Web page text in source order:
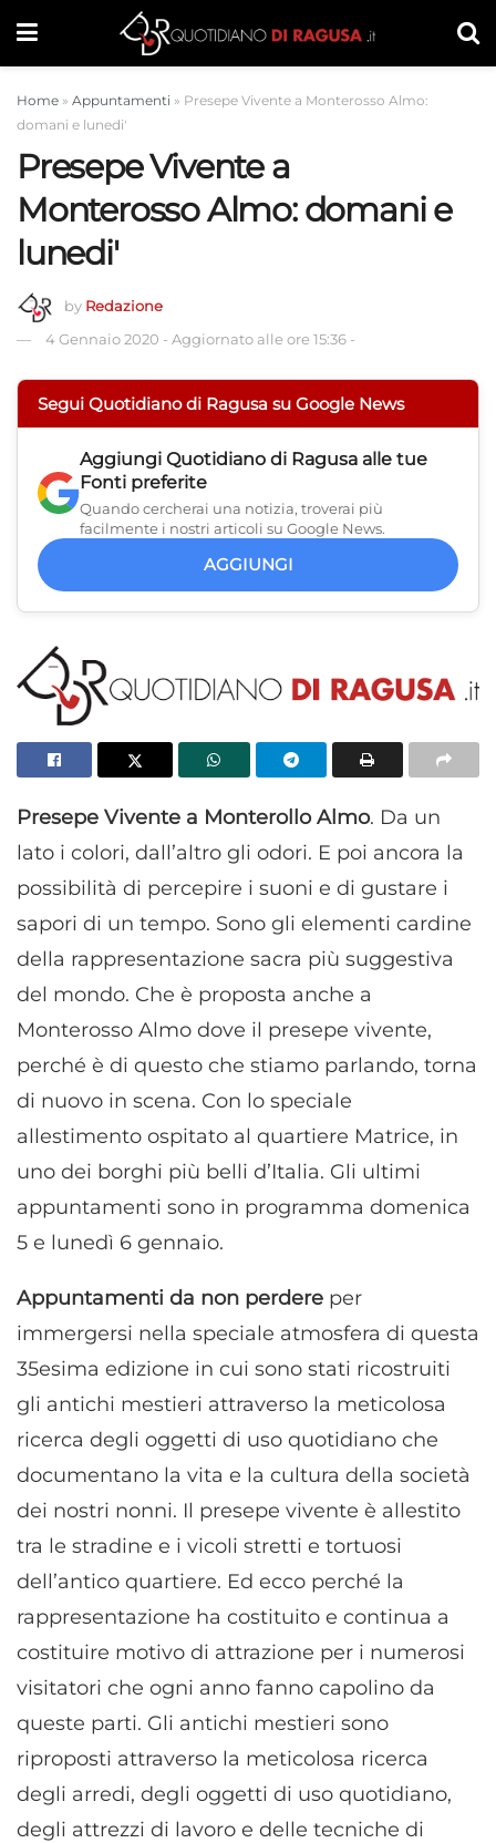
Home » Appuntamenti » Presepe Vivente a Monterosso Almo:
domani e lunedi'
Presepe Vivente a
Monterosso Almo: domani e
lunedi'
by Redazione
4 Gennaio 2020 - Aggiornato alle ore 15:36 -
Segui Quotidiano di Ragusa su Google News
Aggiungi Quotidiano di Ragusa alle tue
Fonti preferite
Quando cercherai una notizia, troverai più
facilmente i nostri articoli su Google News.
AGGIUNGI
Presepe Vivente a Monterollo Almo. Da un
lato i colori, dall’altro gli odori. E poi ancora la
possibilità di percepire i suoni e di gustare i
sapori di un tempo. Sono gli elementi cardine
della rappresentazione sacra più suggestiva
del mondo. Che è proposta anche a
Monterosso Almo dove il presepe vivente,
perché è di questo che stiamo parlando, torna
di nuovo in scena. Con lo speciale
allestimento ospitato al quartiere Matrice, in
uno dei borghi più belli d’Italia. Gli ultimi
appuntamenti sono in programma domenica
5 e lunedì 6 gennaio.
Appuntamenti da non perdere per
immergersi nella speciale atmosfera di questa
35esima edizione in cui sono stati ricostruiti
gli antichi mestieri attraverso la meticolosa
ricerca degli oggetti di uso quotidiano che
documentano la vita e la cultura della società
dei nostri nonni. Il presepe vivente è allestito
tra le stradine e i vicoli stretti e tortuosi
dell’antico quartiere. Ed ecco perché la
rappresentazione ha costituito e continua a
costituire motivo di attrazione per i numerosi
visitatori che ogni anno fanno capolino da
queste parti. Gli antichi mestieri sono
riproposti attraverso la meticolosa ricerca
degli arredi, degli oggetti di uso quotidiano,
degli attrezzi di lavoro e delle tecniche di